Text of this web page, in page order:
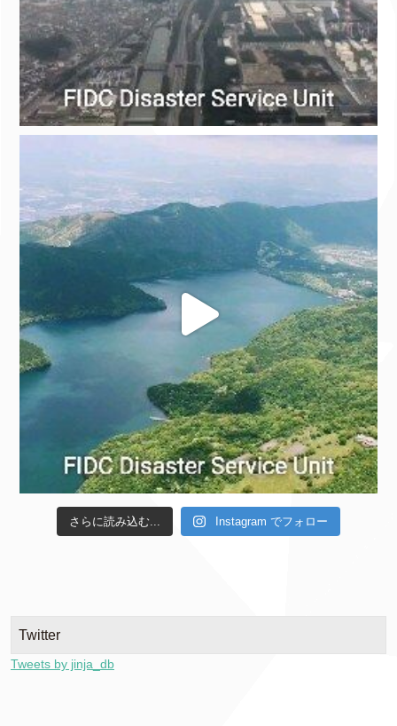
さらに読み込む... Instagram でフォロー
Twitter
Tweets by jinja_db